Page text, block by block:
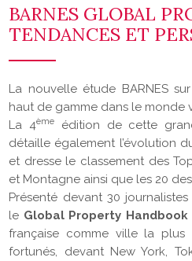
BARNES GLOBAL
TENDANCES ET
La nouvelle étude BARNES
haut de gamme dans le monde
La 4ème
édition de cette
détaille également l’évolution
et dresse le classement des
et Montagne ainsi que les 20
Présenté devant 30
le Global Property Handbook
française comme ville la
fortunés, devant New York,